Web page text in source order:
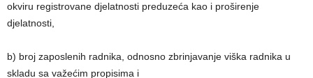
okviru registrovane djelatnosti preduzeća kao i proširenje
djelatnosti,
b) broj zaposlenih radnika, odnosno zbrinjavanje viška radnika u
skladu sa važećim propisima i